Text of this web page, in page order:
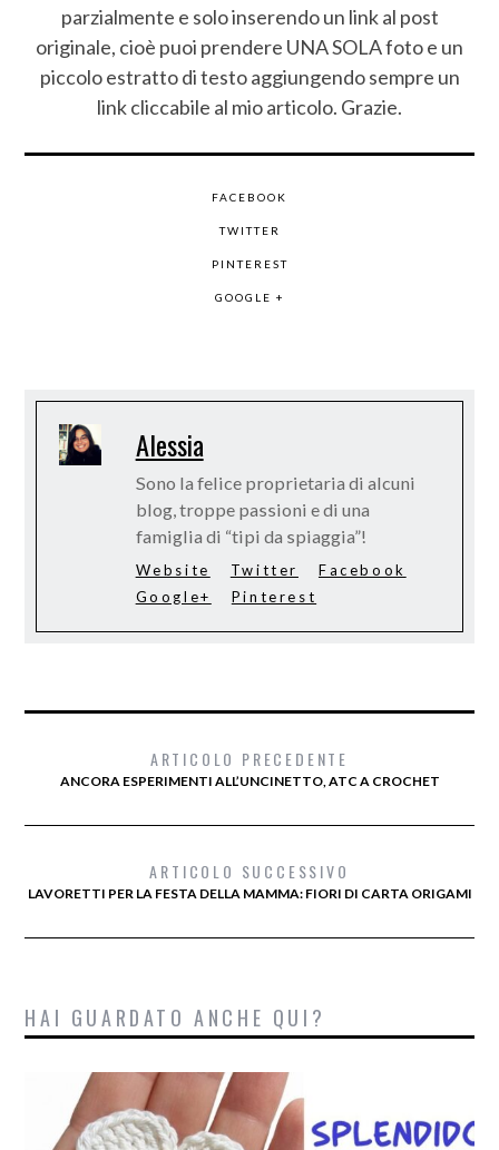
parzialmente e solo inserendo un link al post
originale, cioè puoi prendere UNA SOLA foto e un
piccolo estratto di testo aggiungendo sempre un
link cliccabile al mio articolo. Grazie.
FACEBOOK
TWITTER
PINTEREST
GOOGLE +
Alessia
Sono la felice proprietaria di alcuni
blog, troppe passioni e di una
famiglia di “tipi da spiaggia”!
Website Twitter
Facebook
Google+
Pinterest
ARTICOLO PRECEDENTE
ANCORA ESPERIMENTI ALL’UNCINETTO, ATC A CROCHET
ARTICOLO SUCCESSIVO
LAVORETTI PER LA FESTA DELLA MAMMA: FIORI DI CARTA ORIGAMI
HAI GUARDATO ANCHE QUI?